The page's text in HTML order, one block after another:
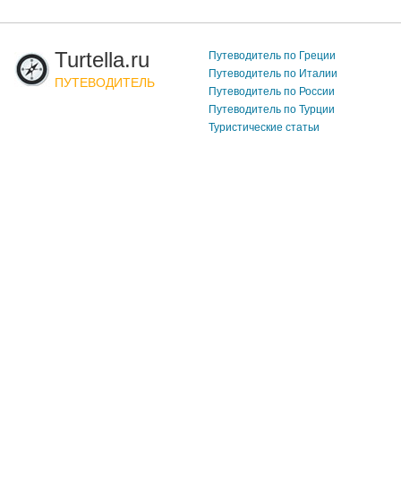
Turtella.ru
ПУТЕВОДИТЕЛЬ
Путеводитель по Греции
Путеводитель по Италии
Путеводитель по России
Путеводитель по Турции
Туристические статьи